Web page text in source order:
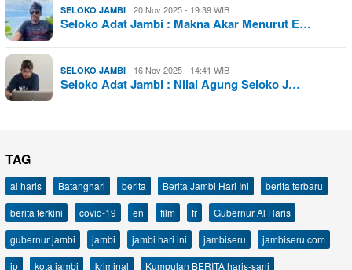
SELOKO JAMBI 20 Nov 2025 - 19:39 WIB
Seloko Adat Jambi : Makna Akar Menurut E…
SELOKO JAMBI 16 Nov 2025 - 14:41 WIB
Seloko Adat Jambi : Nilai Agung Seloko J…
TAG
al haris Batanghari berita Berita Jambi Hari Ini
berita terbaru
berita terkini
covid-19 en film fr
Gubernur Al Haris
gubernur jambi
jambi jambi hari ini jambiseru
jambiseru.com
jp
kota jambi kriminal
Kumpulan BERITA haris-sani